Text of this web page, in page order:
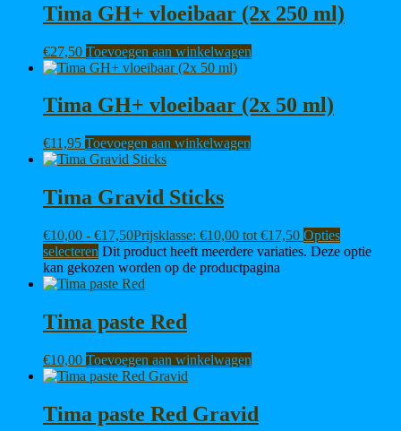
Tima GH+ vloeibaar (2x 250 ml)
€27,50 Toevoegen aan winkelwagen
Tima GH+ vloeibaar (2x 50 ml)
€11,95 Toevoegen aan winkelwagen
Tima Gravid Sticks
€10,00 - €17,50Prijsklasse: €10,00 tot €17,50 Opties
selecteren Dit product heeft meerdere variaties. Deze optie
kan gekozen worden op de productpagina
Tima paste Red
€10,00 Toevoegen aan winkelwagen
Tima paste Red Gravid